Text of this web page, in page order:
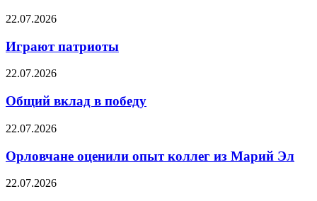
22.07.2026
Играют патриоты
22.07.2026
Общий вклад в победу
22.07.2026
Орловчане оценили опыт коллег из Марий Эл
22.07.2026